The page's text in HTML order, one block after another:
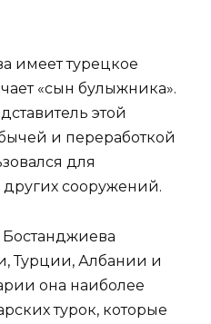
имеет турецкое
«сын булыжника».
этой
и переработкой
для
других сооружений.
Турции, Албании и
она наиболее
турок, которые